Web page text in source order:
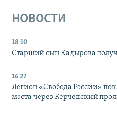
НОВОСТИ
18:10
Старший сын Кадырова
16:27
Легион «Свобода России»
моста через Керченский